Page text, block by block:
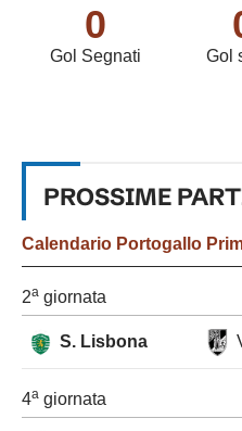
0
Gol Segnati Gol
PROSSIME
Calendario Portogallo
2a giornata
S. Lisbona
4a giornata